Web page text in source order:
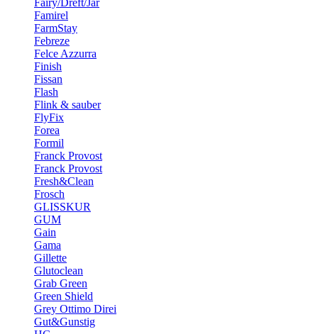
Fairy/Dreft/Jar
Famirel
FarmStay
Febreze
Felce Azzurra
Finish
Fissan
Flash
Flink & sauber
FlyFix
Forea
Formil
Franck Provost
Franck Provost
Fresh&Clean
Frosch
GLISSKUR
GUM
Gain
Gama
Gillette
Glutoclean
Grab Green
Green Shield
Grey Ottimo Direi
Gut&Gunstig